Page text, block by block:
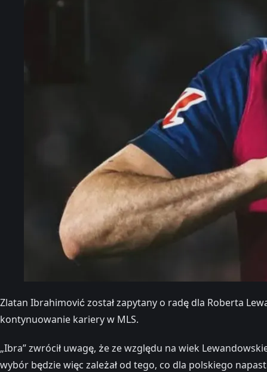
Zlatan Ibrahimović został zapytany o radę dla Roberta
kontynuowanie kariery w MLS.
„Ibra” zwrócił uwagę, że ze względu na wiek
wybór będzie więc zależał od tego, co dla polskiego